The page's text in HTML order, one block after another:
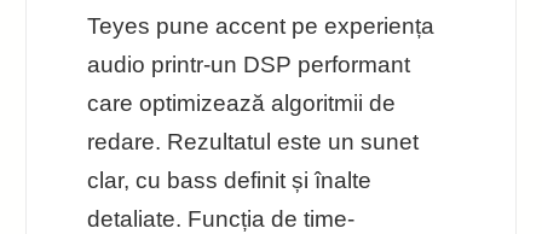
Teyes pune accent pe experiența
audio printr-un DSP performant
care optimizează algoritmii de
redare. Rezultatul este un sunet
clar, cu bass definit și înalte
detaliate. Funcția de time-